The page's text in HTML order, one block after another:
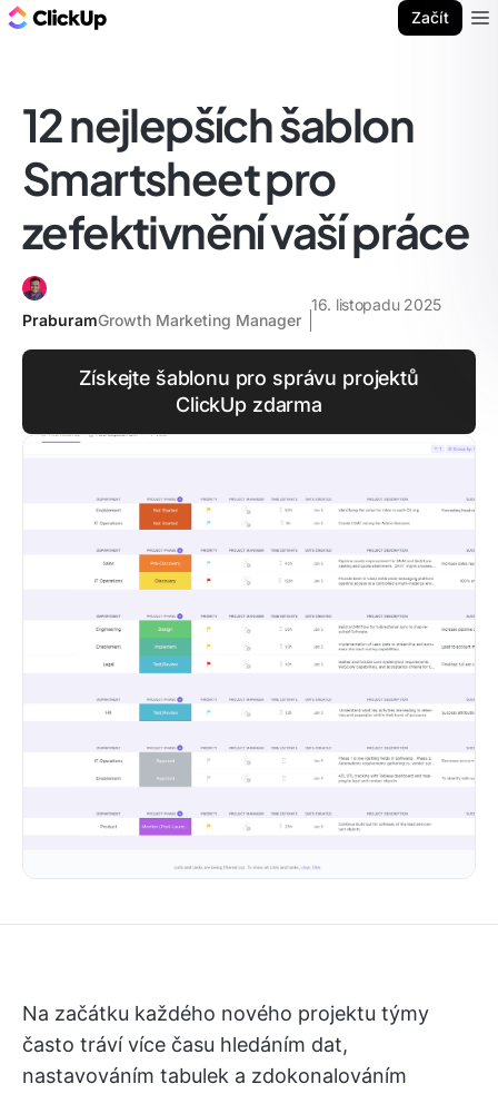
Začít
12 nejlepších šablon
Smartsheet pro
zefektivnění vaší práce
PraburamGrowth Marketing Manager
16. listopadu 2025
Získejte šablonu pro správu projektů
ClickUp zdarma
Na začátku každého nového projektu týmy
často tráví více času hledáním dat,
nastavováním tabulek a zdokonalováním